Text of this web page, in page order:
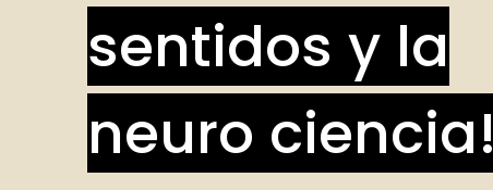
sentidos y la
neuro ciencia!